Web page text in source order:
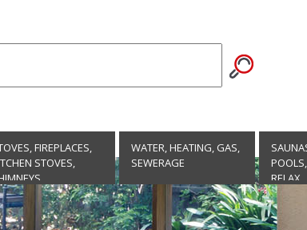
FIREPLACES,
STOVES,
WATER, HEATING, GAS,
SEWERAGE
RELAX